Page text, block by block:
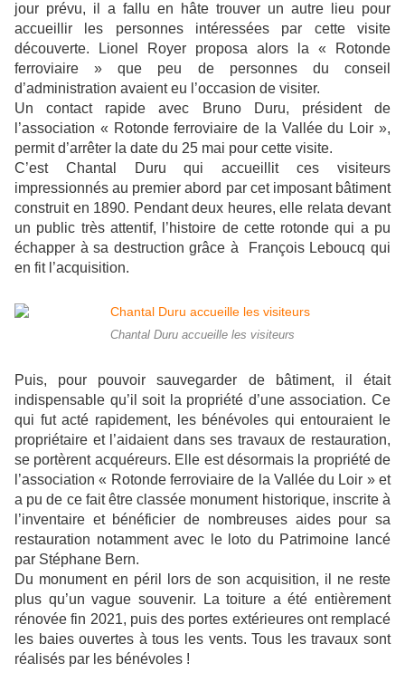
jour prévu, il a fallu en hâte trouver un autre lieu pour
accueillir les personnes intéressées par cette visite
découverte. Lionel Royer proposa alors la « Rotonde
ferroviaire » que peu de personnes du conseil
d’administration avaient eu l’occasion de visiter.
Un contact rapide avec Bruno Duru, président de
l’association « Rotonde ferroviaire de la Vallée du Loir »,
permit d’arrêter la date du 25 mai pour cette visite.
C’est Chantal Duru qui accueillit ces visiteurs
impressionnés au premier abord par cet imposant bâtiment
construit en 1890. Pendant deux heures, elle relata devant
un public très attentif, l’histoire de cette rotonde qui a pu
échapper à sa destruction grâce à François Leboucq qui
en fit l’acquisition.
Chantal Duru accueille les visiteurs
Puis, pour pouvoir sauvegarder de bâtiment, il était
indispensable qu’il soit la propriété d’une association. Ce
qui fut acté rapidement, les bénévoles qui entouraient le
propriétaire et l’aidaient dans ses travaux de restauration,
se portèrent acquéreurs. Elle est désormais la propriété de
l’association « Rotonde ferroviaire de la Vallée du Loir » et
a pu de ce fait être classée monument historique, inscrite à
l’inventaire et bénéficier de nombreuses aides pour sa
restauration notamment avec le loto du Patrimoine lancé
par Stéphane Bern.
Du monument en péril lors de son acquisition, il ne reste
plus qu’un vague souvenir. La toiture a été entièrement
rénovée fin 2021, puis des portes extérieures ont remplacé
les baies ouvertes à tous les vents. Tous les travaux sont
réalisés par les bénévoles !